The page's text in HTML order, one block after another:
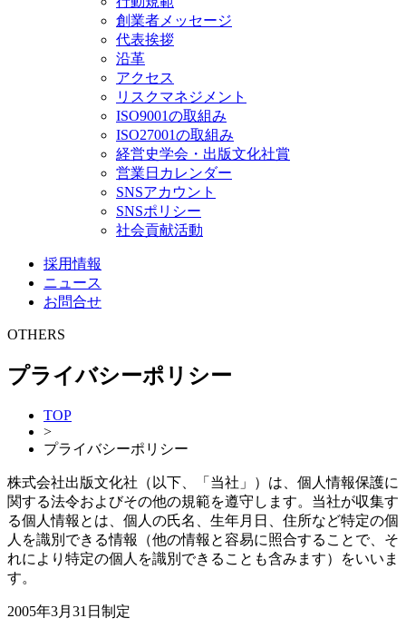
創業者メッセージ
代表挨拶
沿革
アクセス
リスクマネジメント
ISO9001の取組み
ISO27001の取組み
経営史学会・出版文化社賞
営業日カレンダー
SNSアカウント
SNSポリシー
社会貢献活動
採用情報
ニュース
お問合せ
OTHERS
プライバシーポリシー
TOP
>
プライバシーポリシー
株式会社出版文化社（以下、「当社」）は、個人情報保護に
関する法令およびその他の規範を遵守します。当社が収集す
る個人情報とは、個人の氏名、生年月日、住所など特定の個
人を識別できる情報（他の情報と容易に照合することで、そ
れにより特定の個人を識別できることも含みます）をいいま
す。
2005年3月31日制定